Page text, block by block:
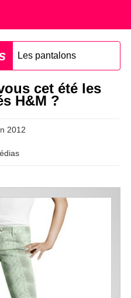
Les pantalons
cet été les
H&M ?
2012